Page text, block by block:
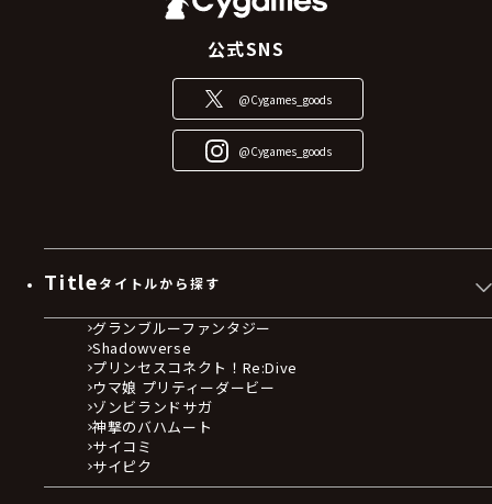
公式SNS
@Cygames_goods
@Cygames_goods
Titleタイトルから探す
グランブルーファンタジー
Shadowverse
プリンセスコネクト！Re:Dive
ウマ娘 プリティーダービー
ゾンビランドサガ
神撃のバハムート
サイコミ
サイピク